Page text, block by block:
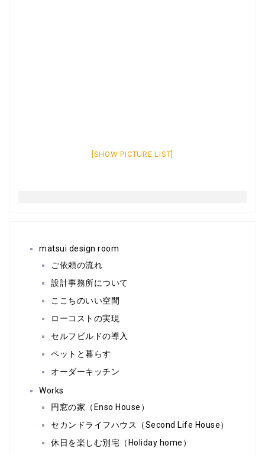
[SHOW PICTURE LIST]
matsui design room
ご依頼の流れ
設計事務所について
ここちのいい空間
ローコストの実現
セルフビルドの導入
ペットと暮らす
オーダーキッチン
Works
円窓の家（Enso House）
セカンドライフハウス（Second Life House）
休日を楽しむ別宅（Holiday home）